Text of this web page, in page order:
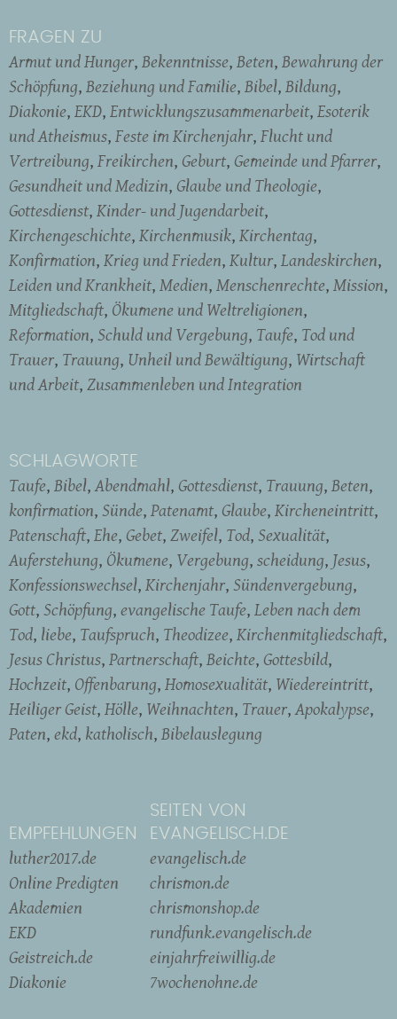
FRAGEN ZU
Armut und Hunger Bekenntnisse Beten Bewahrung der
Schöpfung Beziehung und Familie Bibel Bildung
Diakonie EKD Entwicklungszusammenarbeit Esoterik
und Atheismus Feste im Kirchenjahr Flucht und
Vertreibung Freikirchen Geburt Gemeinde und Pfarrer
Gesundheit und Medizin Glaube und Theologie
Gottesdienst Kinder- und Jugendarbeit
Kirchengeschichte Kirchenmusik Kirchentag
Konfirmation Krieg und Frieden Kultur Landeskirchen
Leiden und Krankheit Medien Menschenrechte Mission
Mitgliedschaft Ökumene und Weltreligionen
Reformation Schuld und Vergebung Taufe Tod und
Trauer Trauung Unheil und Bewältigung Wirtschaft
und Arbeit Zusammenleben und Integration
SCHLAGWORTE
Taufe Bibel Abendmahl Gottesdienst Trauung Beten
konfirmation Sünde Patenamt Glaube Kircheneintritt
Patenschaft Ehe Gebet Zweifel Tod Sexualität
Auferstehung Ökumene Vergebung scheidung Jesus
Konfessionswechsel Kirchenjahr Sündenvergebung
Gott Schöpfung evangelische Taufe Leben nach dem
Tod liebe Taufspruch Theodizee Kirchenmitgliedschaft
Jesus Christus Partnerschaft Beichte Gottesbild
Hochzeit Offenbarung Homosexualität Wiedereintritt
Heiliger Geist Hölle Weihnachten Trauer Apokalypse
Paten ekd katholisch Bibelauslegung
EMPFEHLUNGEN
luther2017.de
Online Predigten
Akademien
EKD
Geistreich.de
Diakonie
SEITEN VON
EVANGELISCH.DE
evangelisch.de
chrismon.de
chrismonshop.de
rundfunk.evangelisch.de
einjahrfreiwillig.de
7wochenohne.de